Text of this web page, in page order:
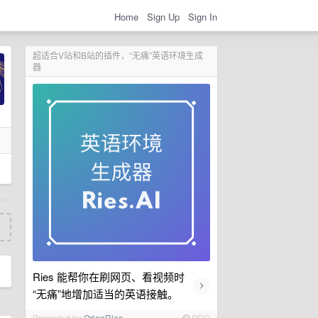
Home Sign Up Sign In
超适合V站和B站的插件，“无痛”英语环境生成
器
Ries 能帮你在刷网页、看视频时
“无痛”地增加适当的英语接触。
›